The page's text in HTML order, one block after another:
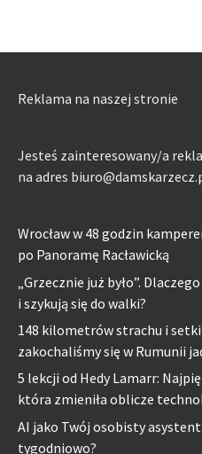
Reklama na naszej stronie
Jesteś zainteresowany/a
na adres
Wrocław w 48 godzin
po Panoramę Racławicką
„Grzecznie już było”.
i szykują się do walki?
148 kilometrów strachu i
zakochaliśmy się w Rumunii
5 lekcji od Hedy Lamarr:
która zmieniła oblicze
AI jako Twój osobisty
tygodniowo?